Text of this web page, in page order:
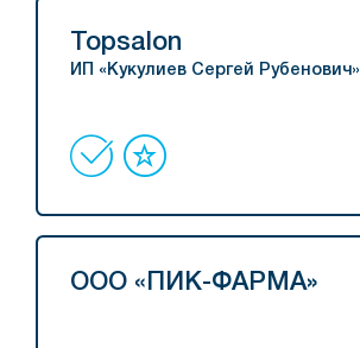
Topsalon
ИП «Кукулиев Сергей Рубенович»
ООО «ПИК-ФАРМА»